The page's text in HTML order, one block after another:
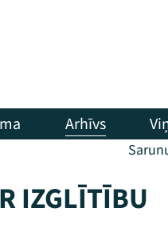
Arhīvs
IZGLĪTĪBU